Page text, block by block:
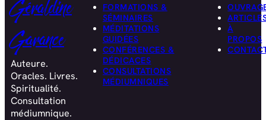
Géraldine
Garance
Auteure.
Oracles. Livres.
Spiritualité.
Consultation
médiumnique.
FORMATIONS &
SÉMINAIRES
MÉDITATIONS
GUIDÉES
CONFÉRENCES &
DÉDICACES
CONSULTATIONS
MÉDIUMNIQUES
À
PROPOS